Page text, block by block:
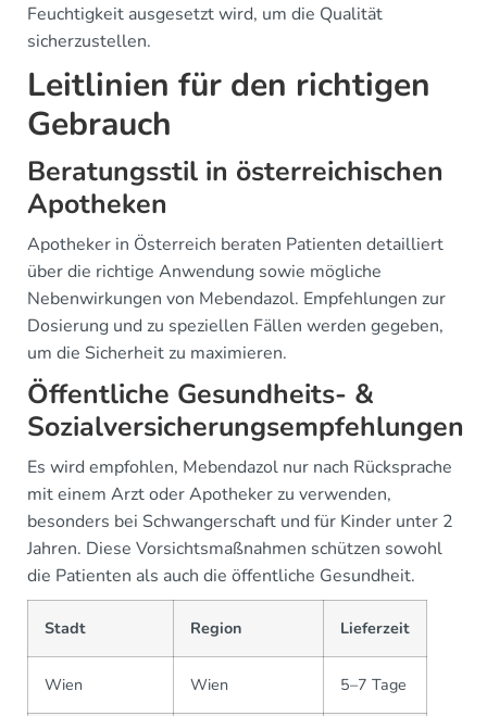
Feuchtigkeit ausgesetzt wird, um die Qualität
sicherzustellen.
Leitlinien für den richtigen
Gebrauch
Beratungsstil in österreichischen
Apotheken
Apotheker in Österreich beraten Patienten detailliert
über die richtige Anwendung sowie mögliche
Nebenwirkungen von Mebendazol. Empfehlungen zur
Dosierung und zu speziellen Fällen werden gegeben,
um die Sicherheit zu maximieren.
Öffentliche Gesundheits- &
Sozialversicherungsempfehlungen
Es wird empfohlen, Mebendazol nur nach Rücksprache
mit einem Arzt oder Apotheker zu verwenden,
besonders bei Schwangerschaft und für Kinder unter 2
Jahren. Diese Vorsichtsmaßnahmen schützen sowohl
die Patienten als auch die öffentliche Gesundheit.
Stadt Region Lieferzeit
Wien Wien 5–7 Tage